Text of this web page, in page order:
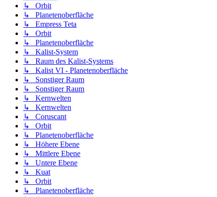
↳ Orbit
↳ Planetenoberfläche
↳ Empress Teta
↳ Orbit
↳ Planetenoberfläche
↳ Kalist-System
↳ Raum des Kalist-Systems
↳ Kalist VI - Planetenoberfläche
↳ Sonstiger Raum
↳ Sonstiger Raum
↳ Kernwelten
↳ Kernwelten
↳ Coruscant
↳ Orbit
↳ Planetenoberfläche
↳ Höhere Ebene
↳ Mittlere Ebene
↳ Untere Ebene
↳ Kuat
↳ Orbit
↳ Planetenoberfläche